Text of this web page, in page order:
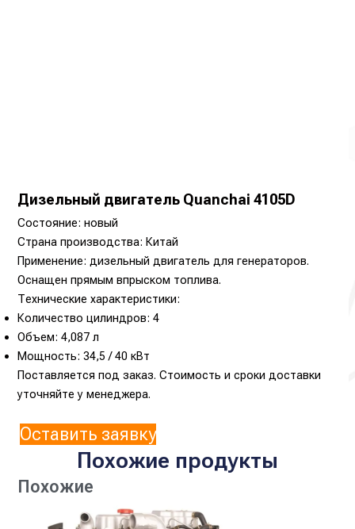
Дизельный двигатель Quanchai 4105D
Состояние: новый
Страна производства: Китай
Применение: дизельный двигатель для генераторов.
Оснащен прямым впрыском топлива.
Технические характеристики:
Количество цилиндров: 4
Объем: 4,087 л
Мощность: 34,5 / 40 кВт
Поставляется под заказ. Стоимость и сроки доставки
уточняйте у менеджера.
Оставить заявку
Похожие продукты
Похожие